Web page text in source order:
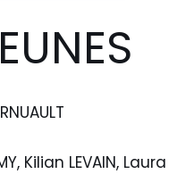
Kilian LEVAIN, Laura